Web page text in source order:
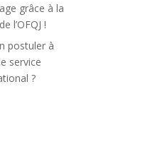
grâce à la
l’OFQJ !
postuler à
service
?